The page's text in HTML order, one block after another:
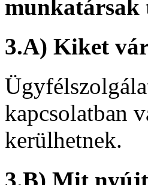
munkatársak
3.A) Kiket
kapcsolatban
kerülhetnek.
3.B) Mit